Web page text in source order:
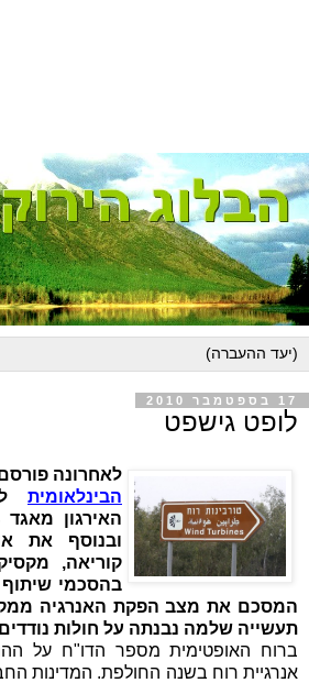
17 בספטמבר 2010
לופט גישפט
לאחרונה
הבינלאומית
ובנוסף את
קוריאה,
בהסכמי
המסכם את מצב הפקת האנרגיה
תעשייה שלמה נבנתה על חולות
ברוח האופטימית מספר הדו"ח על
אנרגיית רוח בשנה החולפת. המדינות